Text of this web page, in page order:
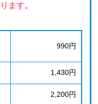
ます。
990円
1,430円
2,200円